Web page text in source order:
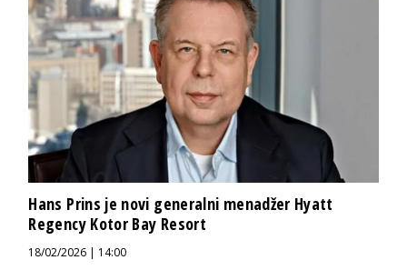
Hans Prins je novi generalni menadžer Hyatt
Regency Kotor Bay Resort
18/02/2026 | 14:00